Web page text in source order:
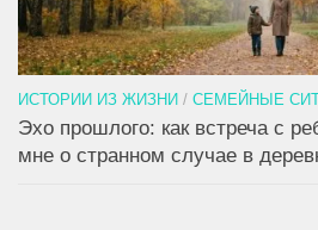
ИСТОРИИ ИЗ ЖИЗНИ / СЕМЕЙНЫЕ
Эхо прошлого: как встреча с
мне о странном случае в